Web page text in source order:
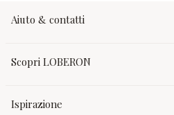
Aiuto & contatti
Scopri LOBERON
Ispirazione